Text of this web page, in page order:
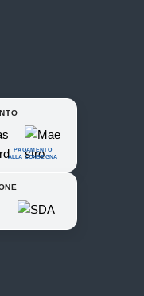
PAGAMENTO
ALLA CONSEGNA